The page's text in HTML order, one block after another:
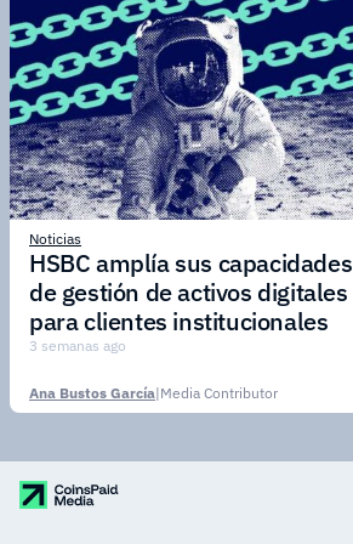
Noticias
HSBC amplía sus capacidades
de gestión de activos digitales
para clientes institucionales
3 semanas ago
Ana Bustos García|Media Contributor